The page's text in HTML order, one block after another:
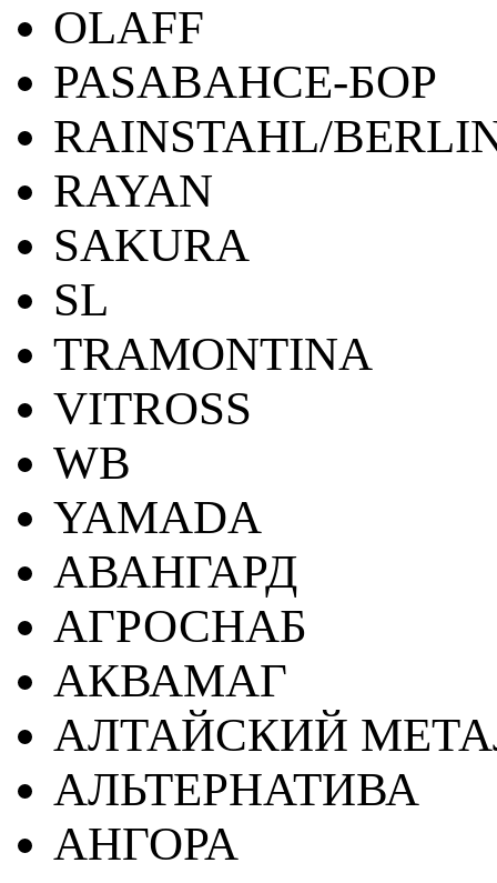
OLAFF
PASABAHCE-БОР
RAINSTAHL/
RAYAN
SAKURA
SL
TRAMONTINA
VITROSS
WB
YAMADA
АВАНГАРД
АГРОСНАБ
АКВАМАГ
АЛТАЙСКИЙ
АЛЬТЕРНАТИВА
АНГОРА